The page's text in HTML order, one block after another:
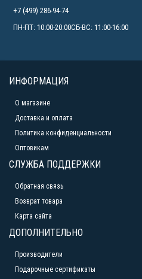
+7 (499) 286-94-74
ПН-ПТ: 10:00-20:00СБ-ВС: 11:00-16:00
ИНФОРМАЦИЯ
О магазине
Доставка и оплата
Политика конфиденциальности
Оптовикам
СЛУЖБА ПОДДЕРЖКИ
Обратная связь
Возврат товара
Карта сайта
ДОПОЛНИТЕЛЬНО
Производители
Подарочные сертификаты